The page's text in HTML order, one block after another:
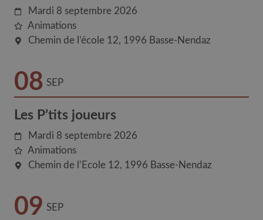
Mardi 8 septembre 2026
Animations
Chemin de l’école 12 1996 Basse-Nendaz
08 SEP
Les P’tits joueurs
Mardi 8 septembre 2026
Animations
Chemin de l’Ecole 12 1996 Basse-Nendaz
09 SEP